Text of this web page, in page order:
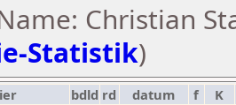
Christian
Statistik)
bdld rd datum f
K